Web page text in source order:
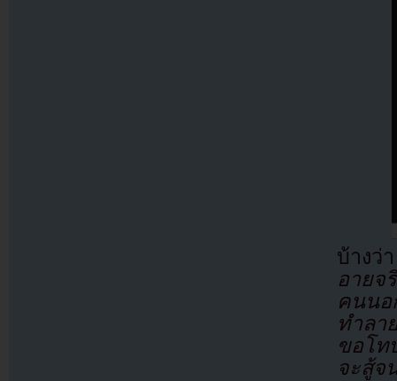
บ้าง
อายจ
คนนอ
ทำลา
ขอโท
จะสู้จ